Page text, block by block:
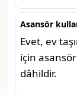
Asansör
Evet, ev
için
dâhildir.